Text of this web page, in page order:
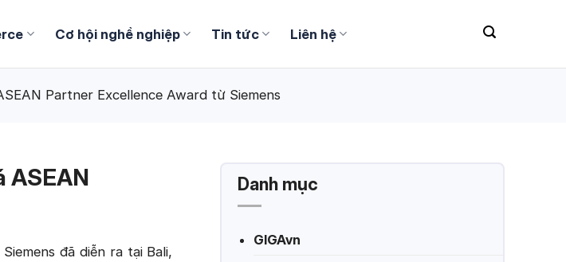
Cơ hội nghề nghiệp Tin tức Liên hệ
Partner Excellence Award từ Siemens
ASEAN
đã diễn ra tại Bali,
Danh mục
GIGAvn